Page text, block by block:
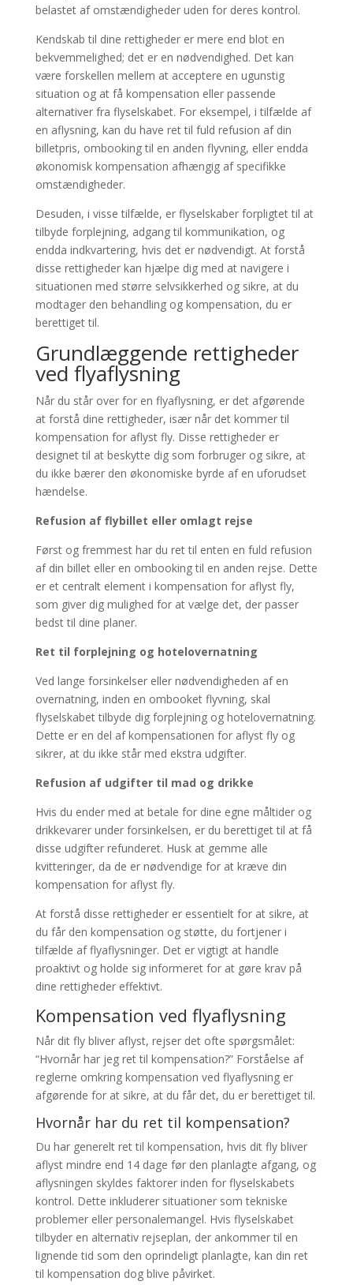
belastet af omstændigheder uden for deres kontrol.
Kendskab til dine rettigheder er mere end blot en
bekvemmelighed; det er en nødvendighed. Det kan
være forskellen mellem at acceptere en ugunstig
situation og at få kompensation eller passende
alternativer fra flyselskabet. For eksempel, i tilfælde af
en aflysning, kan du have ret til fuld refusion af din
billetpris, ombooking til en anden flyvning, eller endda
økonomisk kompensation afhængig af specifikke
omstændigheder.
Desuden, i visse tilfælde, er flyselskaber forpligtet til at
tilbyde forplejning, adgang til kommunikation, og
endda indkvartering, hvis det er nødvendigt. At forstå
disse rettigheder kan hjælpe dig med at navigere i
situationen med større selvsikkerhed og sikre, at du
modtager den behandling og kompensation, du er
berettiget til.
Grundlæggende rettigheder
ved flyaflysning
Når du står over for en flyaflysning, er det afgørende
at forstå dine rettigheder, især når det kommer til
kompensation for aflyst fly. Disse rettigheder er
designet til at beskytte dig som forbruger og sikre, at
du ikke bærer den økonomiske byrde af en uforudset
hændelse.
Refusion af flybillet eller omlagt rejse
Først og fremmest har du ret til enten en fuld refusion
af din billet eller en ombooking til en anden rejse. Dette
er et centralt element i kompensation for aflyst fly,
som giver dig mulighed for at vælge det, der passer
bedst til dine planer.
Ret til forplejning og hotelovernatning
Ved lange forsinkelser eller nødvendigheden af en
overnatning, inden en ombooket flyvning, skal
flyselskabet tilbyde dig forplejning og hotelovernatning.
Dette er en del af kompensationen for aflyst fly og
sikrer, at du ikke står med ekstra udgifter.
Refusion af udgifter til mad og drikke
Hvis du ender med at betale for dine egne måltider og
drikkevarer under forsinkelsen, er du berettiget til at få
disse udgifter refunderet. Husk at gemme alle
kvitteringer, da de er nødvendige for at kræve din
kompensation for aflyst fly.
At forstå disse rettigheder er essentielt for at sikre, at
du får den kompensation og støtte, du fortjener i
tilfælde af flyaflysninger. Det er vigtigt at handle
proaktivt og holde sig informeret for at gøre krav på
dine rettigheder effektivt.
Kompensation ved flyaflysning
Når dit fly bliver aflyst, rejser det ofte spørgsmålet:
“Hvornår har jeg ret til kompensation?” Forståelse af
reglerne omkring kompensation ved flyaflysning er
afgørende for at sikre, at du får det, du er berettiget til.
Hvornår har du ret til kompensation?
Du har generelt ret til kompensation, hvis dit fly bliver
aflyst mindre end 14 dage før den planlagte afgang, og
aflysningen skyldes faktorer inden for flyselskabets
kontrol. Dette inkluderer situationer som tekniske
problemer eller personalemangel. Hvis flyselskabet
tilbyder en alternativ rejseplan, der ankommer til en
lignende tid som den oprindeligt planlagte, kan din ret
til kompensation dog blive påvirket.